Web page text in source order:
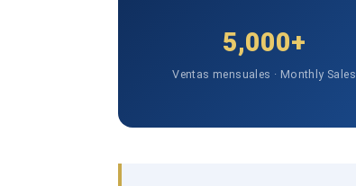
5,000+
Ventas mensuales · Monthly Sales